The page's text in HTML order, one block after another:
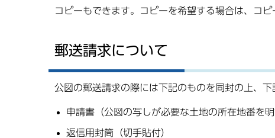
コピーもできます。コピーを希望する場合は、コ
郵送請求について
公図の郵送請求の際には下記のものを同封の上、下
申請書（公図の写しが必要な土地の所在地番を明
返信用封筒（切手貼付）